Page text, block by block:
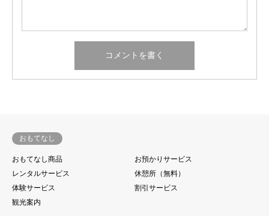
おもてなし
おもてなし商品
お預かりサービス
レンタルサービス
休憩所（無料）
体験サービス
割引サービス
観光案内